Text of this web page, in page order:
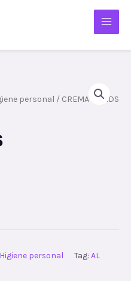
personal / CREMA PONDS
Higiene personal Tag: AL